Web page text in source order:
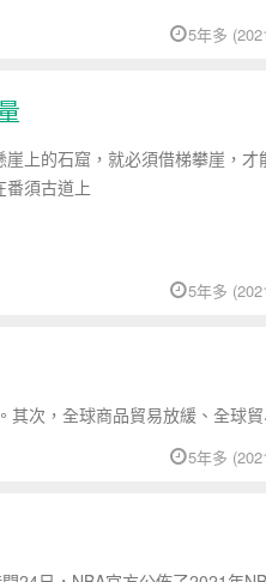
5年多
上的石窟，就必須借梯攀崖，才
番須古道上
5年多
其次，全球商品貿易放緩、全球
5年多